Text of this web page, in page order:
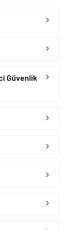
Güvenlik